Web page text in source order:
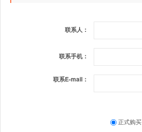
联系人：
联系手机：
联系E-mail：
正式购买